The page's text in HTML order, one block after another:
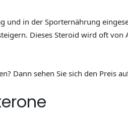
in der Sporternährung
Dieses Steroid wird oft
Dann sehen Sie sich den Preis